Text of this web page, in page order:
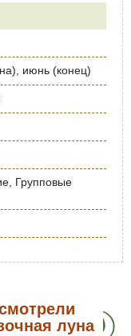
июнь (конец)
Групповые
луна